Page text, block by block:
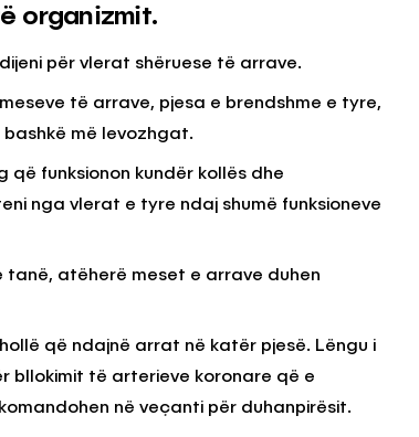
organizmit.
për vlerat shëruese të arrave.
të arrave, pjesa e brendshme e tyre,
më levozhgat.
që funksionon kundër kollës dhe
nga vlerat e tyre ndaj shumë funksioneve
tanë, atëherë meset e arrave duhen
që ndajnë arrat në katër pjesë. Lëngu i
bllokimit të arterieve koronare që e
në veçanti për duhanpirësit.
Rreziqet dhe Problemet që
Vijnë Nga Akulloret e